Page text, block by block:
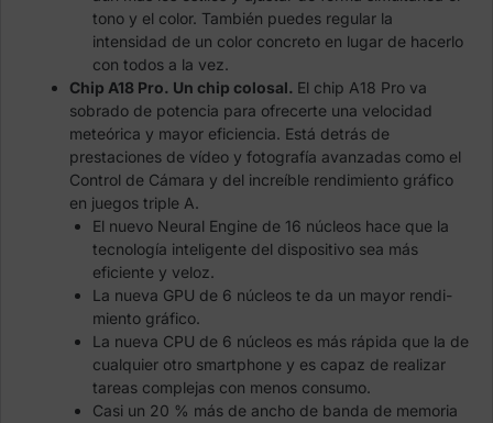
tono y el color. También puedes regular la
intensidad de un color concreto en lugar de hacerlo
con todos a la vez.
Chip A18 Pro. Un chip colosal. El chip A18 Pro va
sobrado de potencia para ofrecerte una velocidad
meteórica y mayor eficiencia. Está detrás de
prestaciones de vídeo y fotografía avanzadas como el
Control de Cámara y del increíble rendimiento gráfico
en juegos triple A.
El nuevo Neural Engine de 16 núcleos hace que la
tecnología inteligente del dispositivo sea más
eficiente y veloz.
La nueva GPU de 6 núcleos te da un mayor rendi­
miento gráfico.
La nueva CPU de 6 núcleos es más rápida que la de
cualquier otro smartphone y es capaz de realizar
tareas complejas con menos consumo.
Casi un 20 % más de ancho de banda de memoria